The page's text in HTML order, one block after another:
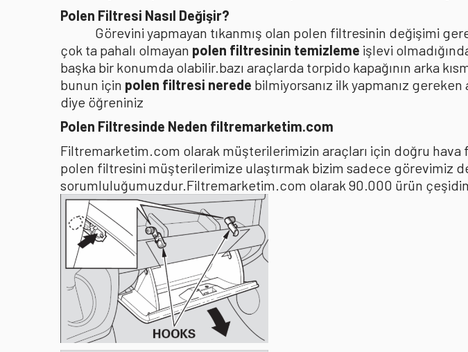
Polen Filtresi Nasıl Değişir?
Görevini yapmayan tıkanmış olan polen filtresinin değişimi
çok ta pahalı olmayan polen filtresinin temizleme işlevi
başka bir konumda olabilir.bazı araçlarda torpido kapağının arka
bunun için polen filtresi nerede bilmiyorsanız ilk yapmanız
diye öğreniniz
Polen Filtresinde Neden filtremarketim.com
Filtremarketim.com olarak müşterilerimizin araçları için doğru
polen filtresini müşterilerimize ulaştırmak bizim sadece görevimiz
sorumluluğumuzdur.Filtremarketim.com olarak 90.000 ürün